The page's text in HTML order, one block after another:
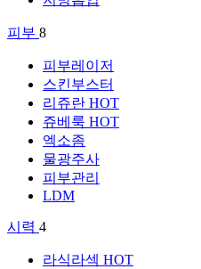
피부 8
피부레이저
스킨부스터
리쥬란 HOT
쥬베룩 HOT
엑소좀
물광주사
피부관리
LDM
시력 4
라식라섹 HOT